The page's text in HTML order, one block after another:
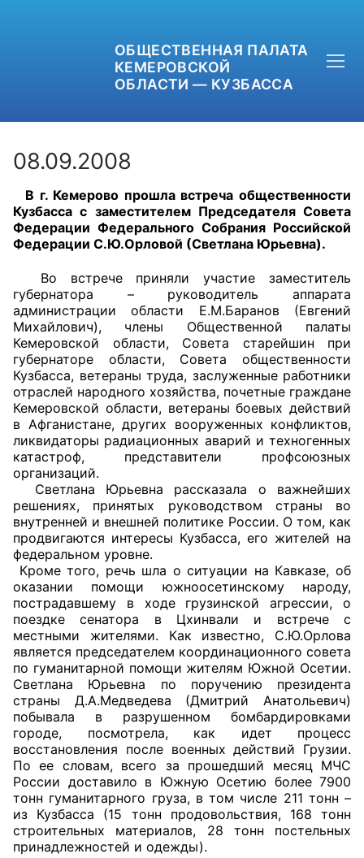
ОБЩЕСТВЕННАЯ ПАЛАТА
КЕМЕРОВСКОЙ
ОБЛАСТИ — КУЗБАССА
+7 (3842) 58-82-40
OPKO42@BK.RU
ОБРАТНАЯ СВЯЗЬ
Главная
Общественные советы
Общественные советы при территориальных
органах федеральных органов
исполнительной власти
Общественные советы по проведению
независимой оценки качества условий
оказания услуг
О Палате
Структура Палаты
Комиссии
Экспертный совет ОП КО
Совет ОП КО
Общественный штаб
Члены ОП КО
08.09.2008
В г. Кемерово прошла встреча общественности
Кузбасса с заместителем Председателя Совета
Федерации Федерального Собрания Российской
Федерации С.Ю.Орловой (Светлана Юрьевна).
Во встрече приняли участие заместитель
губернатора – руководитель аппарата
администрации области Е.М.Баранов (Евгений
Михайлович), члены Общественной палаты
Кемеровской области, Совета старейшин при
губернаторе области, Совета общественности
Кузбасса, ветераны труда, заслуженные работники
отраслей народного хозяйства, почетные граждане
Кемеровской области, ветераны боевых действий
в Афганистане, других вооруженных конфликтов,
ликвидаторы радиационных аварий и техногенных
катастроф, представители профсоюзных
организаций.
Светлана Юрьевна рассказала о важнейших
решениях, принятых руководством страны во
внутренней и внешней политике России. О том, как
продвигаются интересы Кузбасса, его жителей на
федеральном уровне.
Кроме того, речь шла о ситуации на Кавказе, об
оказании помощи южноосетинскому народу,
пострадавшему в ходе грузинской агрессии, о
поездке сенатора в Цхинвали и встрече с
местными жителями. Как известно, С.Ю.Орлова
является председателем координационного совета
по гуманитарной помощи жителям Южной Осетии.
Светлана Юрьевна по поручению президента
страны Д.А.Медведева (Дмитрий Анатольевич)
побывала в разрушенном бомбардировками
городе, посмотрела, как идет процесс
восстановления после военных действий Грузии.
По ее словам, всего за прошедший месяц МЧС
России доставило в Южную Осетию более 7900
тонн гуманитарного груза, в том числе 211 тонн –
из Кузбасса (15 тонн продовольствия, 168 тонн
строительных материалов, 28 тонн постельных
принадлежностей и одежды).